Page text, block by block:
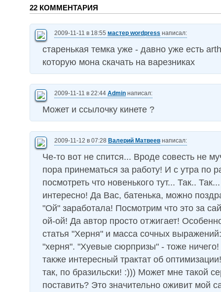
22 КОММЕНТАРИЯ
2009-11-11 в 18:55 мастер wordpress написал:
старенькая темка уже - давно уже есть
которую мона скачать на варезниках
2009-11-11 в 22:44 Admin написал:
Может и ссылочку кинете ?
2009-11-12 в 07:28 Валерий Матвеев написал:
Че-то вот не спится... Вроде совесть не
пора принематься за работу! И с утра по
посмотреть что новенького тут... Так..
интересно! Да Вас, батенька, можно
"Ой" заработала! Посмотрим что это за
ой-ой! Да автор просто отжигает!
статья "Херня" и масса сочных
"херня". "Хуевые сюрпризы" - тоже
также интересный трактат об
так, по бразильски! :))) Может мне такой
поставить? Это значительно оживит мой